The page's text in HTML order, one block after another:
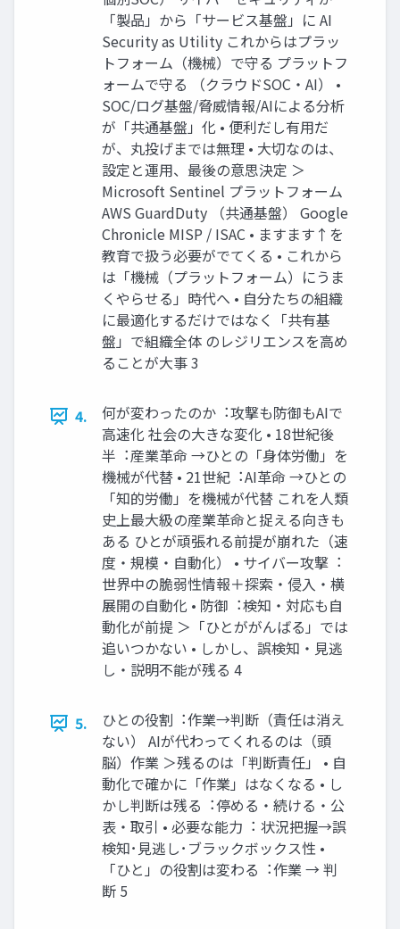
「製品」から「サービス基盤」に AI
Security as Utility これからはプラッ
トフォーム（機械）で守る プラットフ
ォームで守る （クラウドSOC・AI） •
SOC/ログ基盤/脅威情報/AIによる分析
が「共通基盤」化 • 便利だし有⽤だ
が、丸投げまでは無理 • ⼤切なのは、
設定と運⽤、最後の意思決定 ＞
Microsoft Sentinel プラットフォーム
AWS GuardDuty （共通基盤） Google
Chronicle MISP / ISAC • ますます↑を
教育で扱う必要がでてくる • これから
は「機械（プラットフォーム）にうま
くやらせる」時代へ • ⾃分たちの組織
に最適化するだけではなく「共有基
盤」で組織全体 のレジリエンスを⾼め
ることが⼤事 3
4.
何が変わったのか︓攻撃も防御もAIで
⾼速化 社会の⼤きな変化 • 18世紀後
半︓産業⾰命 →ひとの「⾝体労働」を
機械が代替 • 21世紀︓AI⾰命 →ひとの
「知的労働」を機械が代替 これを⼈類
史上最⼤級の産業⾰命と捉える向きも
ある ひとが頑張れる前提が崩れた（速
度・規模・⾃動化） • サイバー攻撃︓
世界中の脆弱性情報＋探索・侵⼊・横
展開の⾃動化 • 防御︓検知・対応も⾃
動化が前提 ＞「ひとががんばる」では
追いつかない • しかし、誤検知・⾒逃
し・説明不能が残る 4
5.
ひとの役割︓作業→判断（責任は消え
ない） AIが代わってくれるのは（頭
脳）作業 ＞残るのは「判断責任」 • ⾃
動化で確かに「作業」はなくなる • し
かし判断は残る︓停める・続ける・公
表・取引 • 必要な能⼒︓ 状況把握→誤
検知･⾒逃し･ブラックボックス性 •
「ひと」の役割は変わる︓作業 → 判
断 5